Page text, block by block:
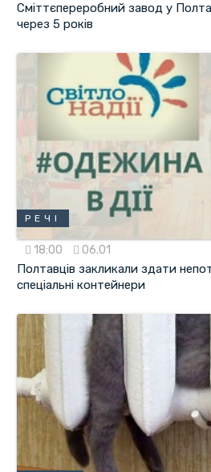
Сміттєпереробний завод у
через 5 років
РЕЧІ
18:00 06.01
Полтавців закликали здати
спеціальні контейнери